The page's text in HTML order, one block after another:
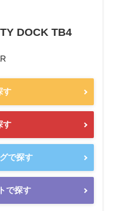
DOCK TB4
す
す
で探す
で探す